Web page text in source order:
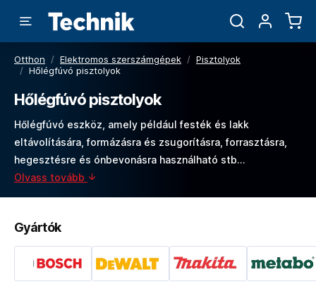
Otthon / Elektromos szerszámgépek / Pisztolyok
/ Hőlégfúvó pisztolyok
Hőlégfúvó pisztolyok
Hőlégfúvó eszköz, amely például festék és lakk
eltávolítására, formázásra és zsugorításra, forrasztásra,
hegesztésre és ónbevonásra használható stb...
Olvass tovább
Gyártók